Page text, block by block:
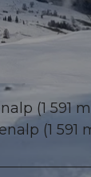
(1 591
(1 591